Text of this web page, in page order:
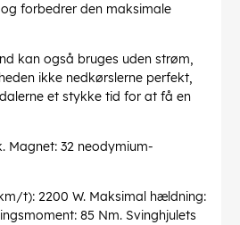
forbedrer den maksimale
kan også bruges uden strøm,
ikke nedkørslerne perfekt,
et stykke tid for at få en
Magnet: 32 neodymium-
t): 2200 W. Maksimal hældning:
85 Nm. Svinghjulets